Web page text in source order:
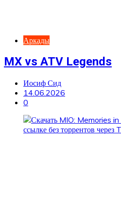
Аркады
MX vs ATV Legends
Иосиф Сид
14.06.2026
0